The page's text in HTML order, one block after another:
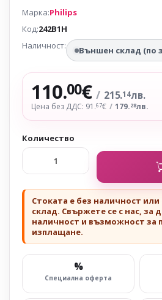
Марка:Philips
Код:242B1H
Наличност:
Външен склад (по
110.00€ / 215.14лв.
Цена без ДДС: 91.67€ / 179.28лв.
Количество
Стоката е без наличност
склад. Свържете се с нас, за
наличност и възможност за
изплащане.
%
Специална оферта